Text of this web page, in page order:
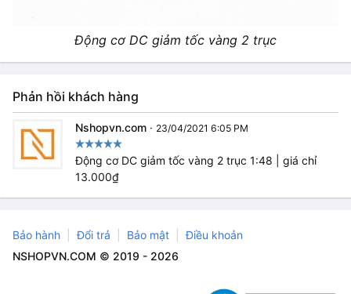
Động cơ DC giảm tốc vàng 2 trục
Phản hồi khách hàng
Nshopvn.com · 23/04/2021 6:05 PM
Động cơ DC giảm tốc vàng 2 trục 1:48 | giá chỉ
13.000₫
Bảo hành Đổi trả Bảo mật
Điều khoản
NSHOPVN.COM © 2019 - 2026